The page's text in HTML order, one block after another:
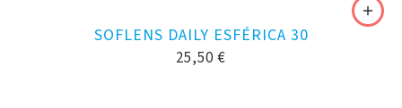
SOFLENS DAILY ESFÉRICA 30
25,50 €